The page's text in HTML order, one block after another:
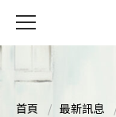
首頁 最新訊息